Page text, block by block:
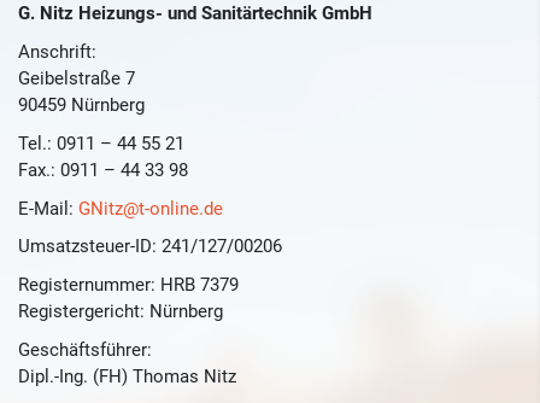
G. Nitz Heizungs- und Sanitärtechnik GmbH
Anschrift:
Geibelstraße 7
90459 Nürnberg
Tel.: 0911 – 44 55 21
Fax.: 0911 – 44 33 98
E-Mail: GNitz@t-online.de
Umsatzsteuer-ID: 241/127/00206
Registernummer: HRB 7379
Registergericht: Nürnberg
Geschäftsführer:
Dipl.-Ing. (FH) Thomas Nitz